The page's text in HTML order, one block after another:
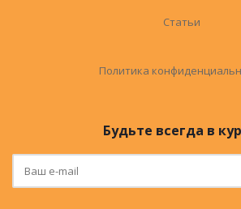
Статьи
Политика
Будьте всегда в